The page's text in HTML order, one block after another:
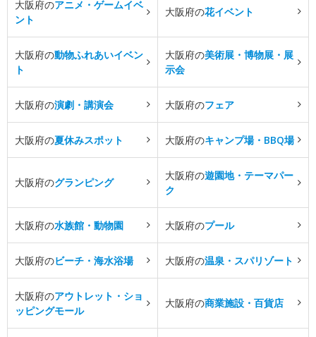
大阪府のアニメ・ゲームイベ
ント
大阪府の花イベント
大阪府の動物ふれあいイベン
ト
大阪府の美術展・博物展・展
示会
大阪府の演劇・講演会 大阪府のフェア
大阪府の夏休みスポット 大阪府のキャンプ場・BBQ場
大阪府のグランピング
大阪府の遊園地・テーマパー
ク
大阪府の水族館・動物園 大阪府のプール
大阪府のビーチ・海水浴場 大阪府の温泉・スパリゾート
大阪府のアウトレット・ショ
ッピングモール
大阪府の商業施設・百貨店